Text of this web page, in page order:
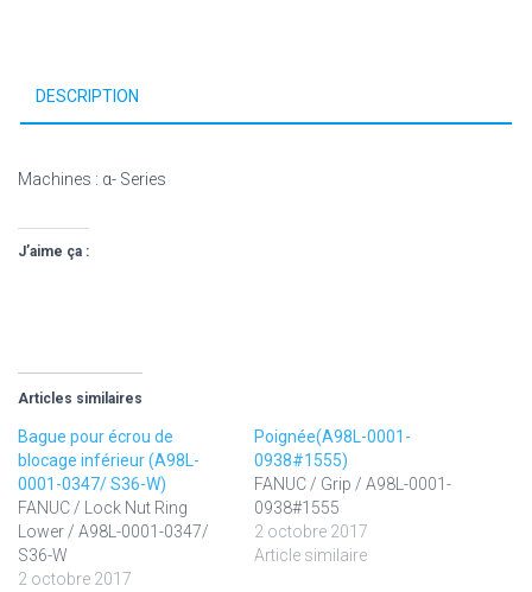
DESCRIPTION
Machines : α- Series
J’aime ça :
Articles similaires
Bague pour écrou de
blocage inférieur (A98L-
0001-0347/ S36-W)
FANUC / Lock Nut Ring
Lower / A98L-0001-0347/
S36-W
2 octobre 2017
Poignée(A98L-0001-
0938#1555)
FANUC / Grip / A98L-0001-
0938#1555
2 octobre 2017
Article similaire